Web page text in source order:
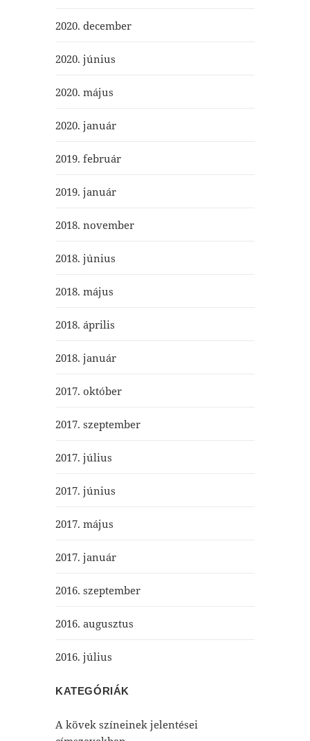
2020. december
2020. június
2020. május
2020. január
2019. február
2019. január
2018. november
2018. június
2018. május
2018. április
2018. január
2017. október
2017. szeptember
2017. július
2017. június
2017. május
2017. január
2016. szeptember
2016. augusztus
2016. július
KATEGÓRIÁK
A kövek színeinek jelentései